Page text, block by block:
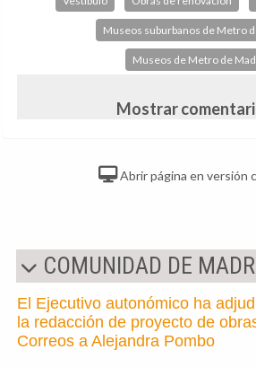
Museos suburbanos de Metro
Museos de Metro de
Mostrar
Abrir página en versión
COMUNIDAD DE
El Ejecutivo autonómico ha
la redacción de proyecto de
Correos a Alejandra Pombo